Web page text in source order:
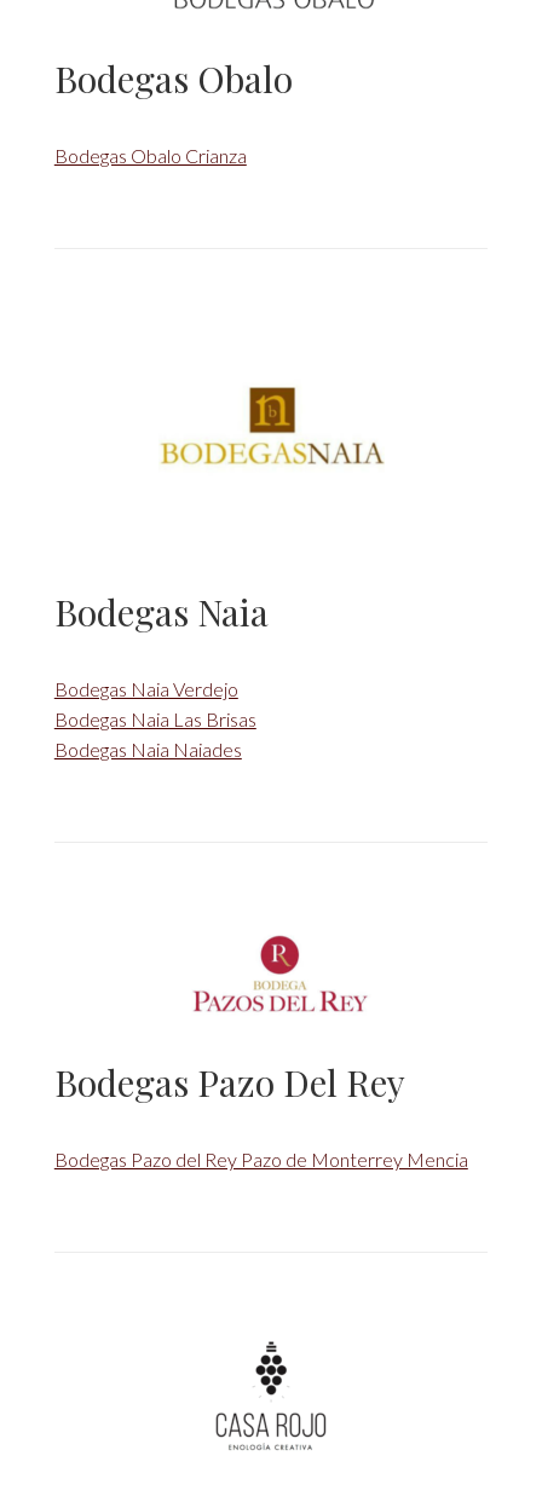
Bodegas Obalo
Bodegas Obalo Crianza
Bodegas Naia
Bodegas Naia Verdejo
Bodegas Naia Las Brisas
Bodegas Naia Naiades
Bodegas Pazo Del Rey
Bodegas Pazo del Rey Pazo de Monterrey Mencia